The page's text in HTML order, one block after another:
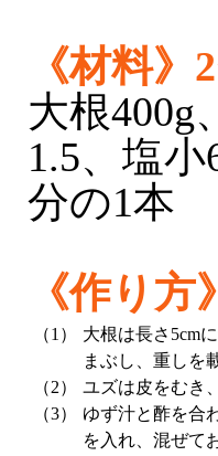
《材料》
大根400g
1.5、塩
分の1本
《作り方》
（1）
大根は長さ5cm
まぶし、重しを
（2）
ユズは皮をむき
（3）
ゆず汁と酢を合
を入れ、混ぜて